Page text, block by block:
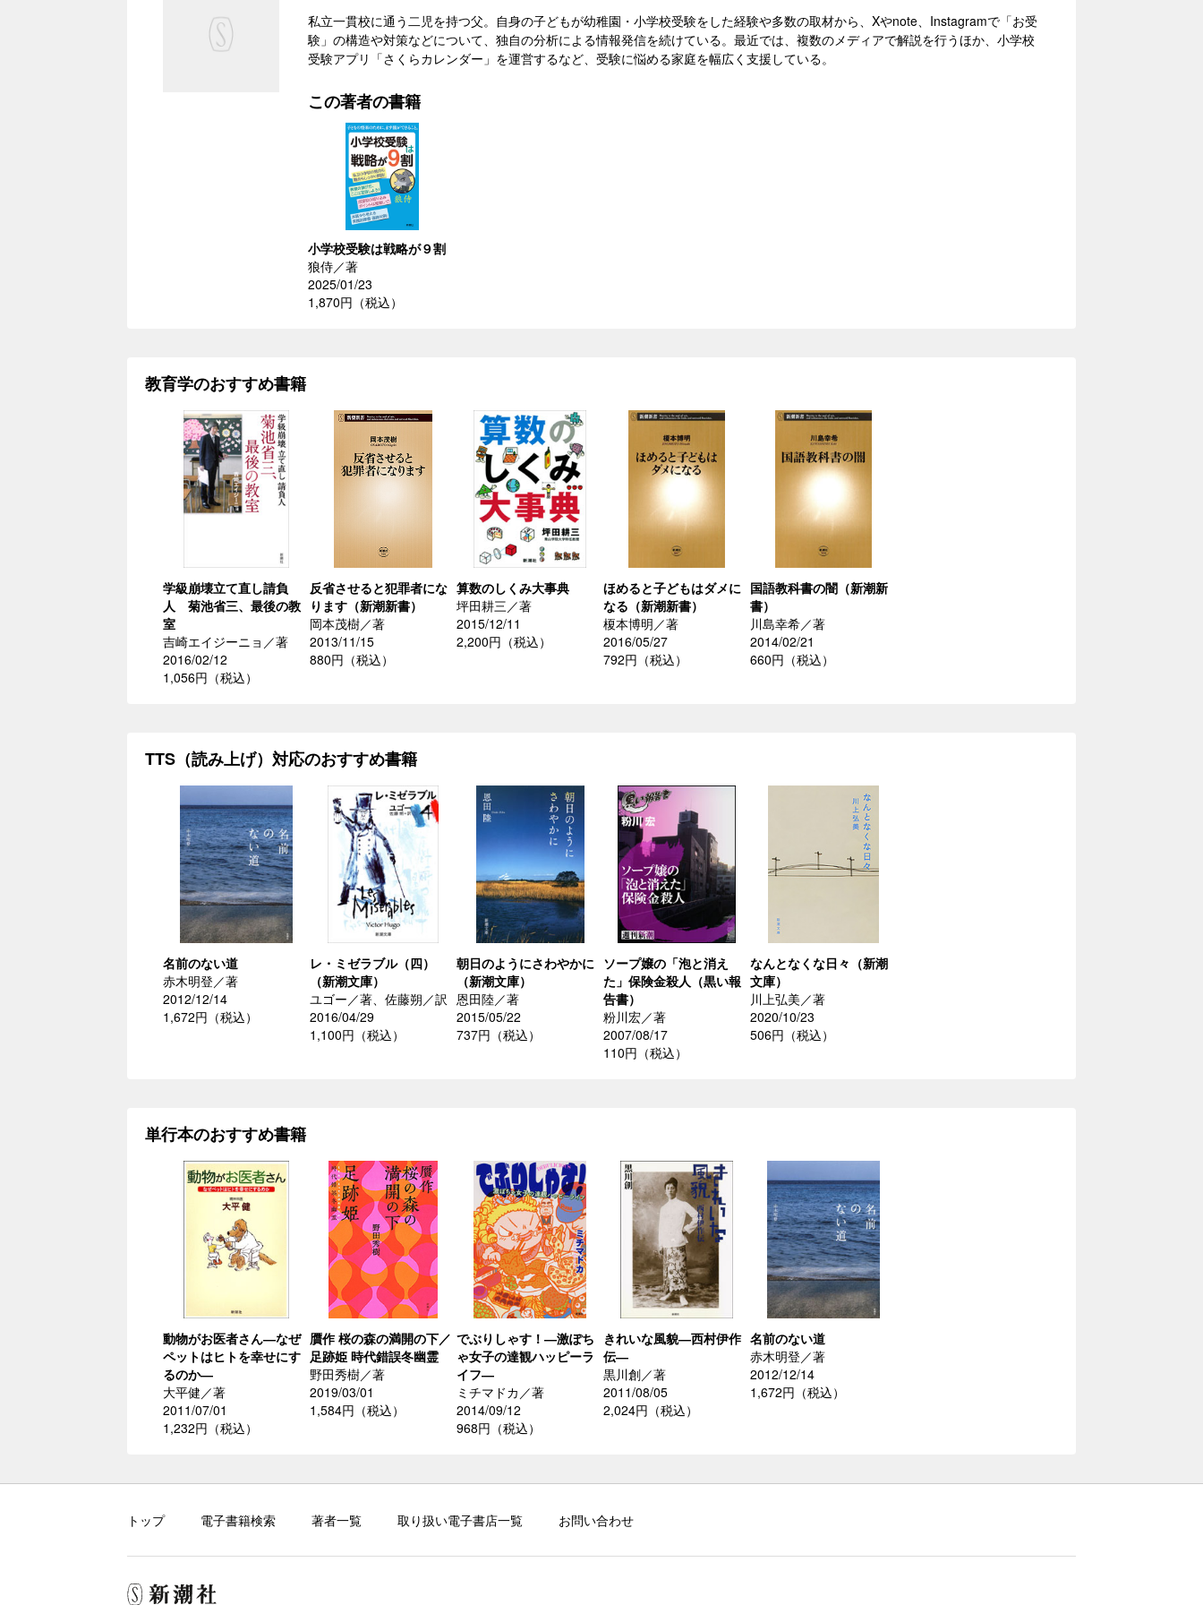
私立一貫校に通う二児を持つ父。自身の子どもが幼稚園・小学校受験をした経験や多数の取材から、Xやnote、Instagramで「お受
験」の構造や対策などについて、独自の分析による情報発信を続けている。最近では、複数のメディアで解説を行うほか、小学校
受験アプリ「さくらカレンダー」を運営するなど、受験に悩める家庭を幅広く支援している。
この著者の書籍
小学校受験は戦略が９割
狼侍／著
2025/01/23
1,870円（税込）
教育学のおすすめ書籍
学級崩壊立て直し請負
人 菊池省三、最後の教
室
吉崎エイジーニョ／著
2016/02/12
1,056円（税込）
反省させると犯罪者にな
ります（新潮新書）
岡本茂樹／著
2013/11/15
880円（税込）
算数のしくみ大事典
坪田耕三／著
2015/12/11
2,200円（税込）
ほめると子どもはダメに
なる（新潮新書）
榎本博明／著
2016/05/27
792円（税込）
国語教科書の闇（新潮新
書）
川島幸希／著
2014/02/21
660円（税込）
TTS（読み上げ）対応のおすすめ書籍
名前のない道
赤木明登／著
2012/12/14
1,672円（税込）
レ・ミゼラブル（四）
（新潮文庫）
ユゴー／著、佐藤朔／訳
2016/04/29
1,100円（税込）
朝日のようにさわやかに
（新潮文庫）
恩田陸／著
2015/05/22
737円（税込）
ソープ嬢の「泡と消え
た」保険金殺人（黒い報
告書）
粉川宏／著
2007/08/17
110円（税込）
なんとなくな日々（新潮
文庫）
川上弘美／著
2020/10/23
506円（税込）
単行本のおすすめ書籍
動物がお医者さん―なぜ
ペットはヒトを幸せにす
るのか―
大平健／著
2011/07/01
1,232円（税込）
贋作 桜の森の満開の下／
足跡姫 時代錯誤冬幽霊
野田秀樹／著
2019/03/01
1,584円（税込）
でぶりしゃす！―激ぽち
ゃ女子の達観ハッピーラ
イフ―
ミチマドカ／著
2014/09/12
968円（税込）
きれいな風貌―西村伊作
伝―
黒川創／著
2011/08/05
2,024円（税込）
名前のない道
赤木明登／著
2012/12/14
1,672円（税込）
トップ 電子書籍検索 著者一覧 取り扱い電子書店一覧 お問い合わせ